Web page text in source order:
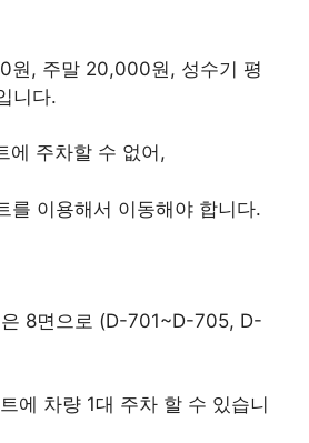
원, 주말 20,000원, 성수기 평
니다.
에 주차할 수 없어,
를 이용해서 이동해야 합니다.
8면으로 (D-701~D-705, D-
에 차량 1대 주차 할 수 있습니